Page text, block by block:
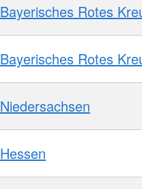
Bayerisches Rotes
Bayerisches Rotes
Niedersachsen
Hessen